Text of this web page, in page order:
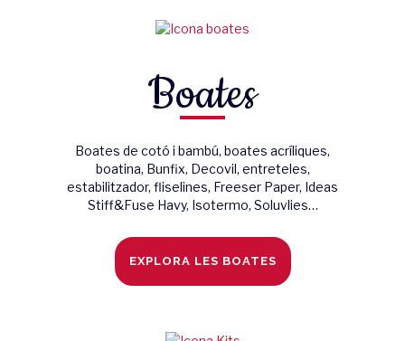
Boates
Boates de cotó i bambú, boates acríliques,
boatina, Bunfix, Decovil, entreteles,
estabilitzador, fliselines, Freeser Paper, Ideas
Stiff&Fuse Havy, Isotermo, Soluvlies…
EXPLORA LES BOATES